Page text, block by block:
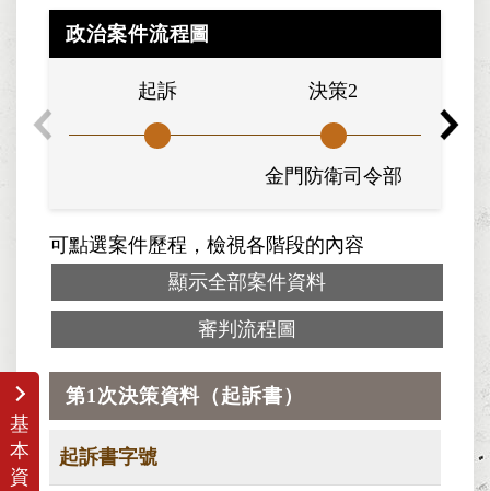
政治案件流程圖
起訴 決策2
金門防衛司令部
可點選案件歷程，檢視各階段的內容
顯示全部案件資料
審判流程圖
基
本
資
第1次決策資料（起訴書）
起訴書字號